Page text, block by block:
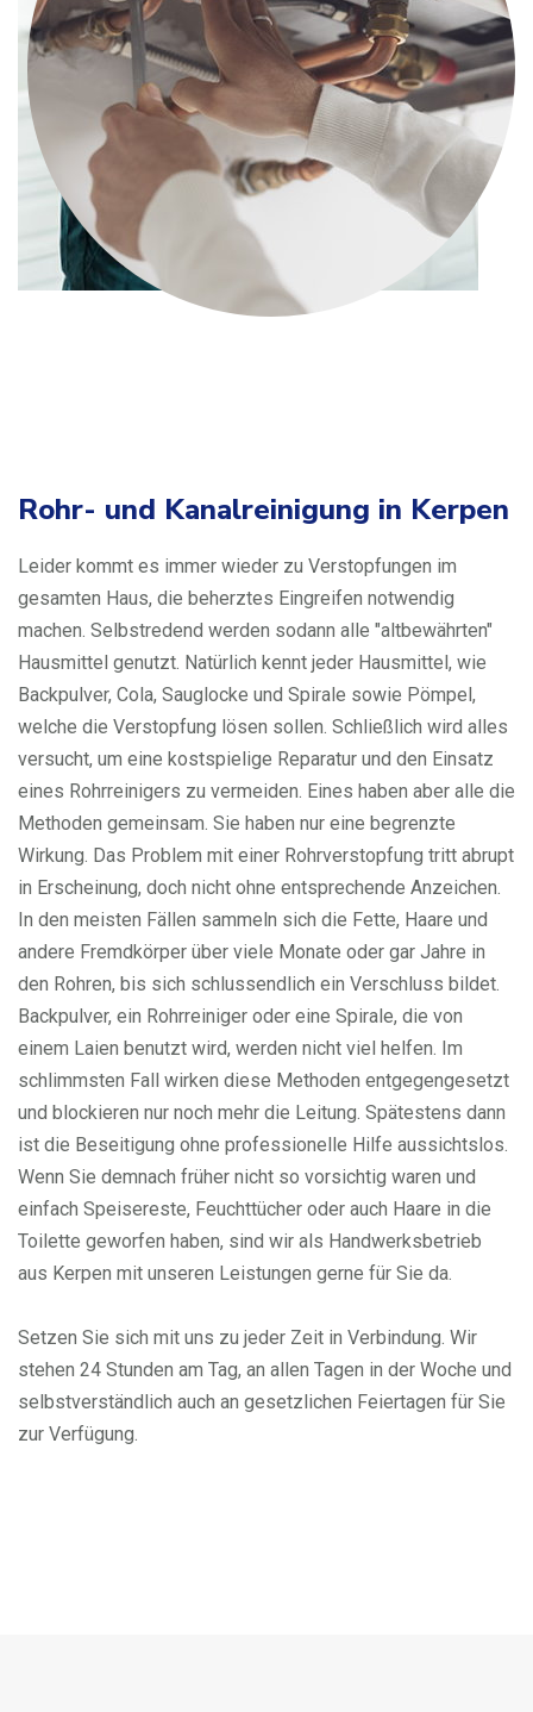
Rohr- und Kanalreinigung in Kerpen
Leider kommt es immer wieder zu Verstopfungen im
gesamten Haus, die beherztes Eingreifen notwendig
machen. Selbstredend werden sodann alle "altbewährten"
Hausmittel genutzt. Natürlich kennt jeder Hausmittel, wie
Backpulver, Cola, Sauglocke und Spirale sowie Pömpel,
welche die Verstopfung lösen sollen. Schließlich wird alles
versucht, um eine kostspielige Reparatur und den Einsatz
eines Rohrreinigers zu vermeiden. Eines haben aber alle die
Methoden gemeinsam. Sie haben nur eine begrenzte
Wirkung. Das Problem mit einer Rohrverstopfung tritt abrupt
in Erscheinung, doch nicht ohne entsprechende Anzeichen.
In den meisten Fällen sammeln sich die Fette, Haare und
andere Fremdkörper über viele Monate oder gar Jahre in
den Rohren, bis sich schlussendlich ein Verschluss bildet.
Backpulver, ein Rohrreiniger oder eine Spirale, die von
einem Laien benutzt wird, werden nicht viel helfen. Im
schlimmsten Fall wirken diese Methoden entgegengesetzt
und blockieren nur noch mehr die Leitung. Spätestens dann
ist die Beseitigung ohne professionelle Hilfe aussichtslos.
Wenn Sie demnach früher nicht so vorsichtig waren und
einfach Speisereste, Feuchttücher oder auch Haare in die
Toilette geworfen haben, sind wir als Handwerksbetrieb
aus Kerpen mit unseren Leistungen gerne für Sie da.
Setzen Sie sich mit uns zu jeder Zeit in Verbindung. Wir
stehen 24 Stunden am Tag, an allen Tagen in der Woche und
selbstverständlich auch an gesetzlichen Feiertagen für Sie
zur Verfügung.